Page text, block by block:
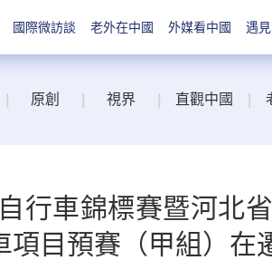
國際微訪談 老外在中國 外媒看中國 遇
原創 視界 直觀中國
行車錦標賽暨河北
目預賽（甲組）在